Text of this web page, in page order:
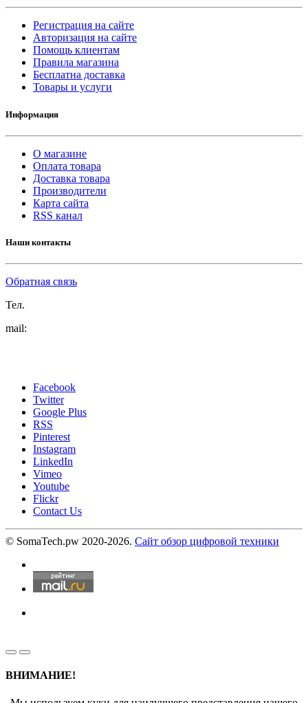
Регистрация на сайте
Авторизация на сайте
Помощь клиентам
Правила магазина
Бесплатна доставка
Товары и услуги
Информация
О магазине
Оплата товара
Доставка товара
Производители
Карта сайта
RSS канал
Наши контакты
Обратная связь
Тел.
mail:
Facebook
Twitter
Google Plus
RSS
Pinterest
Instagram
LinkedIn
Vimeo
Youtube
Flickr
Contact Us
© SomaTech.pw 2020-2026. Сайт обзор цифровой техники
ВНИМАНИЕ!